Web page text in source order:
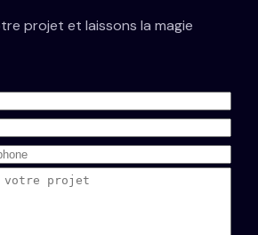
projet et laissons la magie